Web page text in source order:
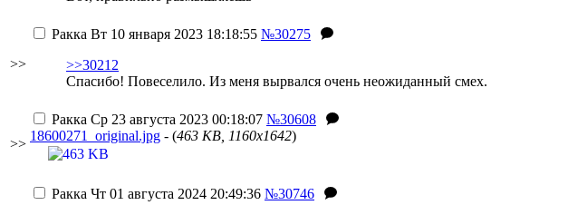
>>
Ракка Вт 10 января 2023 18:18:55 №30275
>>30212
Спасибо! Повеселило. Из меня вырвался очень неожиданный смех.
>>
Ракка Ср 23 августа 2023 00:18:07 №30608
18600271_original.jpg - (463 KB, 1160x1642)
Ракка Чт 01 августа 2024 20:49:36 №30746